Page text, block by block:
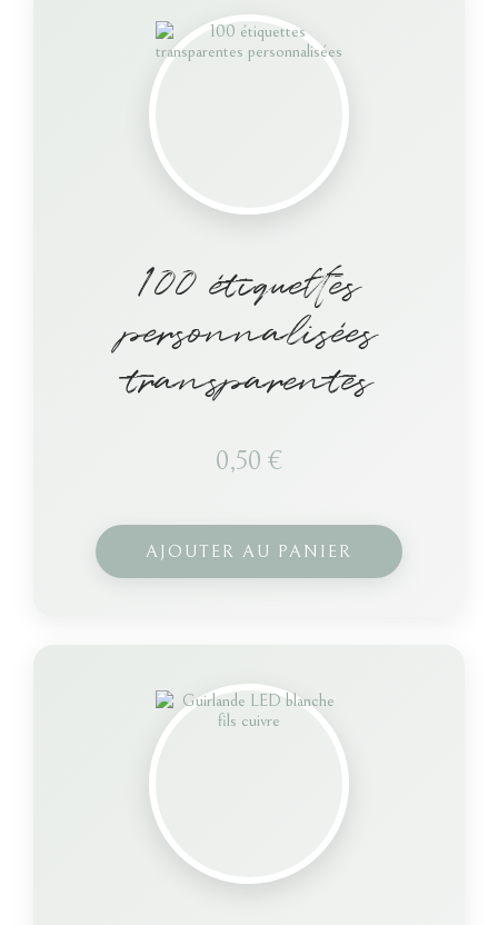
100 étiquettes
personnalisées
transparentes
0,50 €
AJOUTER AU PANIER